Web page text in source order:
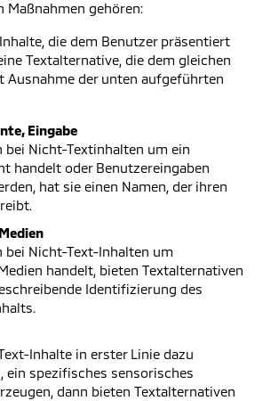
Maßnahmen gehören:
die dem Benutzer präsentiert
Textalternative, die dem gleichen
Ausnahme der unten aufgeführten
Eingabe
bei Nicht-Textinhalten um ein
handelt oder Benutzereingaben
hat sie einen Namen, der ihren
bei Nicht-Text-Inhalten um
handelt, bieten Textalternativen
Identifizierung des
Inhalte in erster Linie dazu
ein spezifisches sensorisches
dann bieten Textalternativen